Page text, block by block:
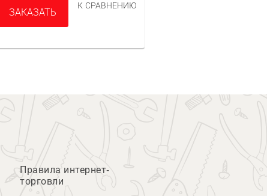
ЗАКАЗАТЬ
К СРАВНЕНИЮ
Правила интернет-
торговли